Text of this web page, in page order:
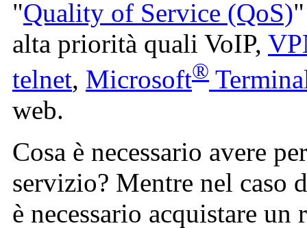
"Quality of Service (QoS)
alta priorità quali VoIP,
telnet, Microsoft®
web.
Cosa è necessario avere
servizio? Mentre nel caso
è necessario acquistare